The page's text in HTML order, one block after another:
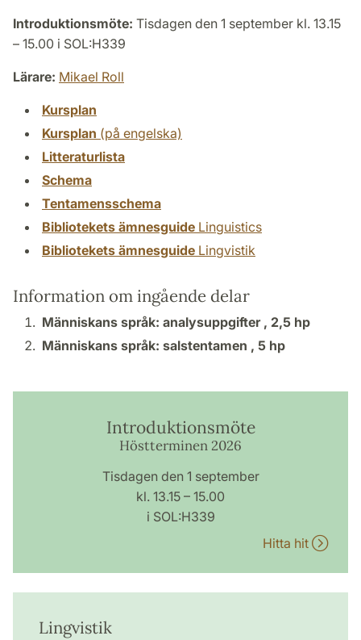
Introduktionsmöte: Tisdagen den 1 september kl. 13.15
– 15.00 i SOL:H339
Lärare: Mikael Roll
Kursplan
Kursplan (på engelska)
Litteraturlista
Schema
Tentamensschema
Bibliotekets ämnesguide Linguistics
Bibliotekets ämnesguide Lingvistik
Information om ingående delar
Människans språk: analysuppgifter , 2,5 hp
Människans språk: salstentamen , 5 hp
Introduktionsmöte
Höstterminen 2026
Tisdagen den 1 september
kl. 13.15 – 15.00
i SOL:H339
Hitta hit
Lingvistik